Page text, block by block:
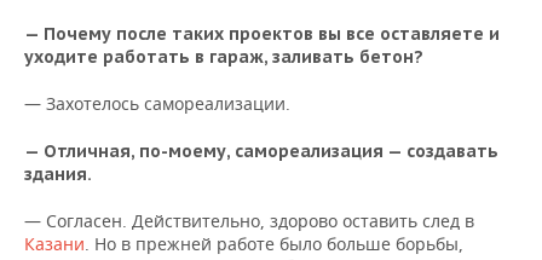
— Почему после таких проектов вы все оставляете и
уходите работать в гараж, заливать бетон?
— Захотелось самореализации.
— Отличная, по-моему, самореализация — создавать
здания.
— Согласен. Действительно, здорово оставить след в
Казани. Но в прежней работе было больше борьбы,